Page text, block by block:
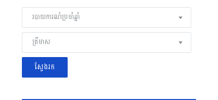
របាយការណ៍ប្រចាំឆ្នាំ
ត្រីមាស